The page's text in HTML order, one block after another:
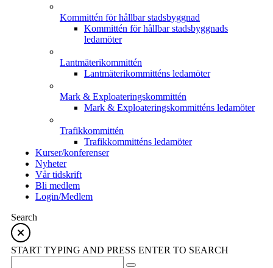
Kommittén för hållbar stadsbyggnad
Kommittén för hållbar stadsbyggnads
ledamöter
Lantmäterikommittén
Lantmäterikommitténs ledamöter
Mark & Exploateringskommittén
Mark & Exploateringskommitténs ledamöter
Trafikkommittén
Trafikkommitténs ledamöter
Kurser/konferenser
Nyheter
Vår tidskrift
Bli medlem
Login/Medlem
Search
START TYPING AND PRESS ENTER TO SEARCH